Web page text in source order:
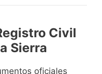
Civil
Sierra
oficiales